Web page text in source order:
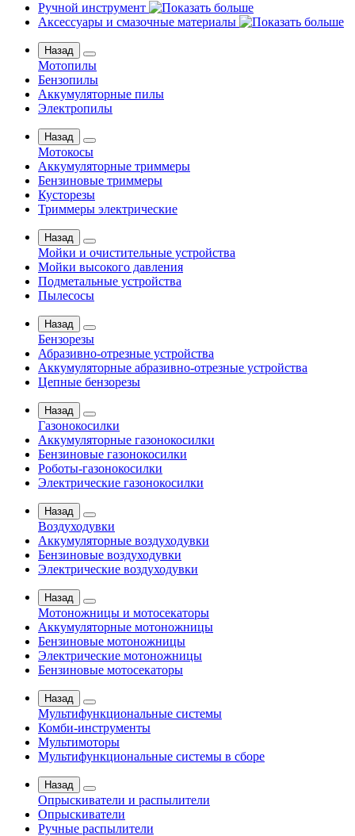
Ручной инструмент
Аксессуары и смазочные материалы
Назад
Мотопилы
Бензопилы
Аккумуляторные пилы
Электропилы
Назад
Мотокосы
Аккумуляторные триммеры
Бензиновые триммеры
Кусторезы
Триммеры электрические
Назад
Мойки и очистительные устройства
Мойки высокого давления
Подметальные устройства
Пылесосы
Назад
Бензорезы
Абразивно-отрезные устройства
Аккумуляторные абразивно-отрезные устройства
Цепные бензорезы
Назад
Газонокосилки
Аккумуляторные газонокосилки
Бензиновые газонокосилки
Роботы-газонокосилки
Электрические газонокосилки
Назад
Воздуходувки
Аккумуляторные воздуходувки
Бензиновые воздуходувки
Электрические воздуходувки
Назад
Мотоножницы и мотосекаторы
Аккумуляторные мотоножницы
Бензиновые мотоножницы
Электрические мотоножницы
Бензиновые мотосекаторы
Назад
Мультифункциональные системы
Комби-инструменты
Мультимоторы
Мультифункциональные системы в сборе
Назад
Опрыскиватели и распылители
Опрыскиватели
Ручные распылители